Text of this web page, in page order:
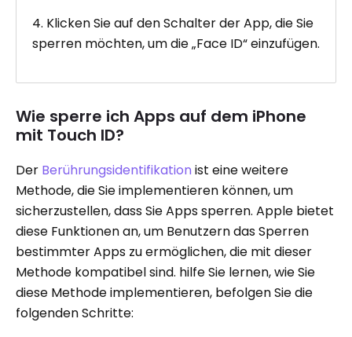
4. Klicken Sie auf den Schalter der App, die Sie
sperren möchten, um die „Face ID“ einzufügen.
Wie sperre ich Apps auf dem iPhone
mit Touch ID?
Der Berührungsidentifikation ist eine weitere
Methode, die Sie implementieren können, um
sicherzustellen, dass Sie Apps sperren. Apple bietet
diese Funktionen an, um Benutzern das Sperren
bestimmter Apps zu ermöglichen, die mit dieser
Methode kompatibel sind. hilfe Sie lernen, wie Sie
diese Methode implementieren, befolgen Sie die
folgenden Schritte: